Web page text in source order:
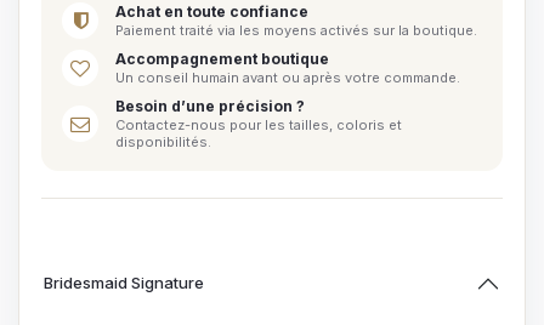
Achat en toute confiance
Paiement traité via les moyens activés sur la boutique.
Accompagnement boutique
Un conseil humain avant ou après votre commande.
Besoin d’une précision ?
Contactez-nous pour les tailles, coloris et
disponibilités.
Bridesmaid Signature